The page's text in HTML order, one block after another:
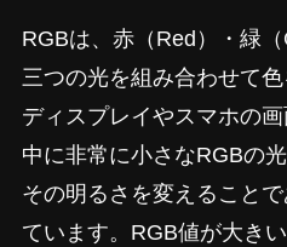
RGBは、赤（Red）・緑
三つの光を組み合わせて色
ディスプレイやスマホの
中に非常に小さなRGBの
その明るさを変えること
ています。RGB値が大き